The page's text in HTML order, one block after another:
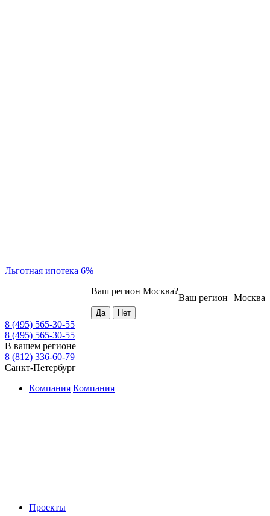
Льготная ипотека 6%
Москва
Ваш регион
Ваш регион Москва?
8 (495) 565-30-55
8 (495) 565-30-55
В вашем регионе
8 (812) 336-60-79
Санкт-Петербург
Компания Компания
Проекты